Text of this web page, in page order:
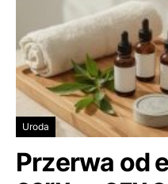
Uroda
Przerwa od